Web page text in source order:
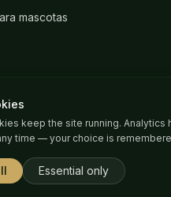
mascotas
keep the site running. Analytics
time — your choice is
Essential only